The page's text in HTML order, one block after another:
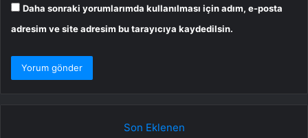
Daha sonraki yorumlarımda kullanılması için adım, e-posta
adresim ve site adresim bu tarayıcıya kaydedilsin.
Son Eklenen